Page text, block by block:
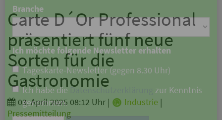
Carte D´Or Professional
präsentiert fünf neue
Sorten für die
Gastronomie
03. April 2025 08:12 Uhr | Industrie |
Pressemitteilung
Nachname
E-Mail*
Branche